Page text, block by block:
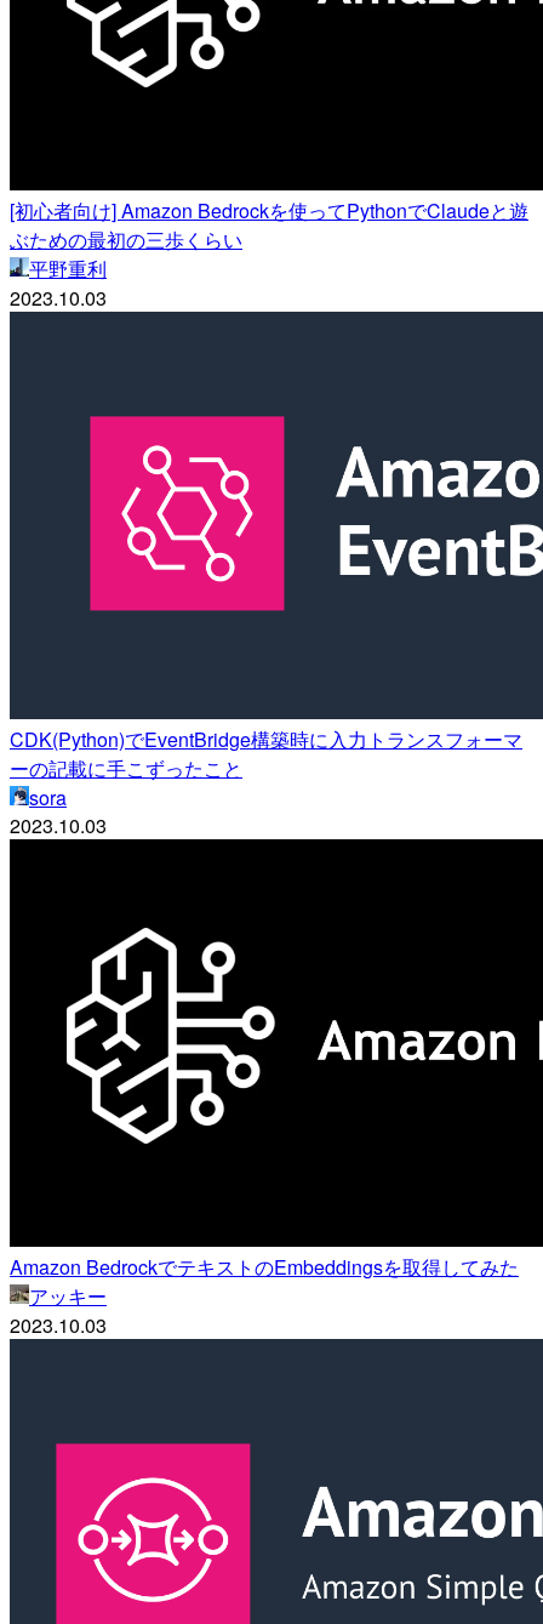
[初心者向け] Amazon Bedrockを使ってPythonでClaudeと遊
ぶための最初の三歩くらい
平野重利
2023.10.03
CDK(Python)でEventBridge構築時に入力トランスフォーマ
ーの記載に手こずったこと
sora
2023.10.03
Amazon BedrockでテキストのEmbeddingsを取得してみた
アッキー
2023.10.03